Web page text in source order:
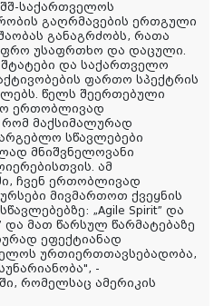
საქართველოს
გაღრმავების ერთგული
განაგრძობს, რათა
უსაფრთხო და დაცული.
და საქართველო
ფართო სპექტრის
წელს შეერთებული
ერთობლივად
მაქსიმალურად
სწავლებები
მნიშვნელოვანი
ამ
ჩვენ ერთობლივად
მივმართოთ ქვეყნის
„Agile Spirit” და
მათ წარსულ წარმატებაზე
ეფექტიანად
ურთიერთთავსებადობა,
-
რომელსაც ამერიკის